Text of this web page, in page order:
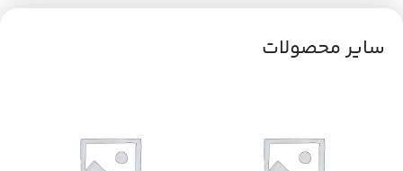
سایر محصولات